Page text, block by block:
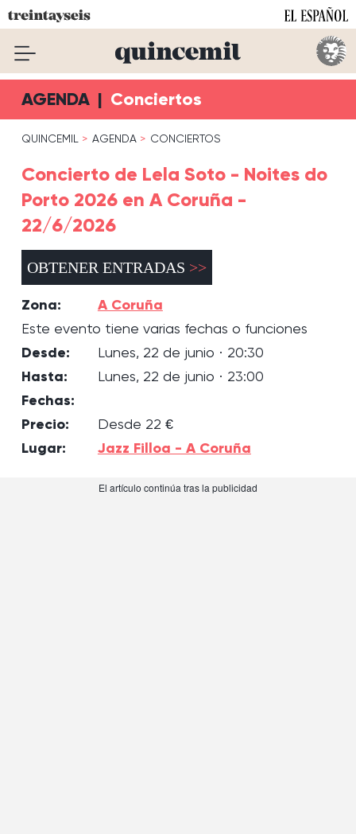
AGENDA | Conciertos
QUINCEMIL AGENDA CONCIERTOS
Concierto de Lela Soto - Noites do
Porto 2026 en A Coruña -
22/6/2026
OBTENER ENTRADAS
Zona: A Coruña
Este evento tiene varias fechas o funciones
Desde: Lunes, 22 de junio · 20:30
Hasta: Lunes, 22 de junio · 23:00
Fechas:
Precio:
Desde 22 €
Lugar: Jazz Filloa - A Coruña